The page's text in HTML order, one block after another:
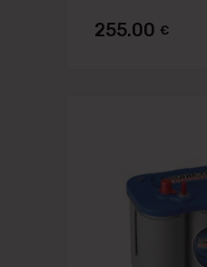
255.00 €